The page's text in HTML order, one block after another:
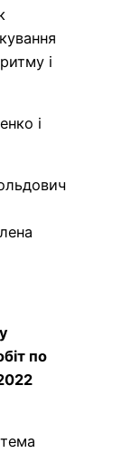
і
і
по